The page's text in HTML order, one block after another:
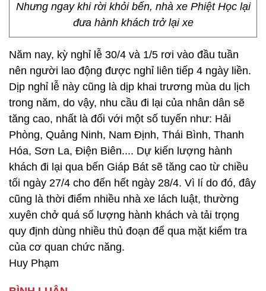
Nhưng ngay khi rời khỏi bến, nhà xe Phiệt Học lại
đưa hành khách trở lại xe
Năm nay, kỳ nghỉ lễ 30/4 và 1/5 rơi vào đầu tuần
nên người lao động được nghỉ liên tiếp 4 ngày liền.
Dịp nghỉ lễ này cũng là dịp khai trương mùa du lịch
trong năm, do vậy, nhu cầu đi lại của nhân dân sẽ
tăng cao, nhất là đối với một số tuyến như: Hải
Phòng, Quảng Ninh, Nam Định, Thái Bình, Thanh
Hóa, Sơn La, Điện Biên.... Dự kiến lượng hành
khách đi lại qua bến Giáp Bát sẽ tăng cao từ chiều
tối ngày 27/4 cho đến hết ngày 28/4. Vì lí do đó, đây
cũng là thời điểm nhiều nhà xe lách luật, thường
xuyên chở quá số lượng hành khách và tải trọng
quy định dùng nhiều thủ đoạn để qua mặt kiểm tra
của cơ quan chức năng.
Huy Phạm